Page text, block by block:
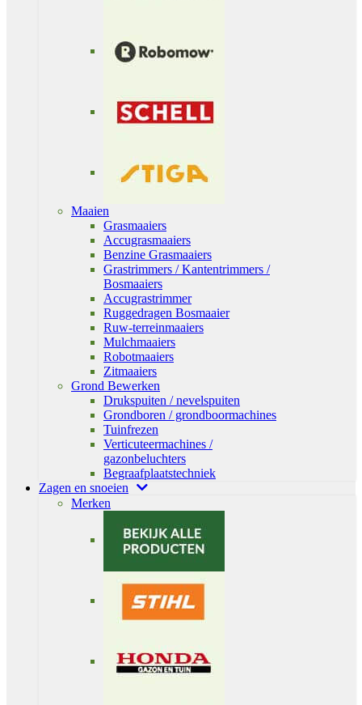
Maaien
Grasmaaiers
Accugrasmaaiers
Benzine Grasmaaiers
Grastrimmers / Kantentrimmers /
Bosmaaiers
Accugrastrimmer
Ruggedragen Bosmaaier
Ruw-terreinmaaiers
Mulchmaaiers
Robotmaaiers
Zitmaaiers
Grond Bewerken
Drukspuiten / nevelspuiten
Grondboren / grondboormachines
Tuinfrezen
Verticuteermachines /
gazonbeluchters
Begraafplaatstechniek
Zagen en snoeien
Merken